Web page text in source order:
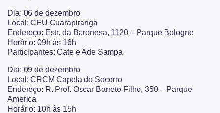
Dia: 06 de dezembro
Local: CEU Guarapiranga
Endereço: Estr. da Baronesa, 1120 – Parque Bologne
Horário: 09h às 16h
Participantes: Cate e Ade Sampa
Dia: 09 de dezembro
Local: CRCM Capela do Socorro
Endereço: R. Prof. Oscar Barreto Filho, 350 – Parque
America
Horário: 10h às 15h